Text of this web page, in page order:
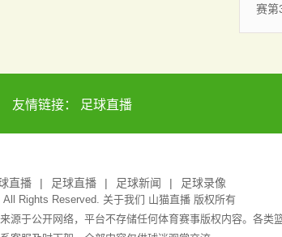
赛第
友情链接： 足球直播
直播 足球直播 足球新闻 足球录像
Rights Reserved. 关于我们 山猫直播版权所有
于公开网络，平台不存储任何体育赛事版权内容。各